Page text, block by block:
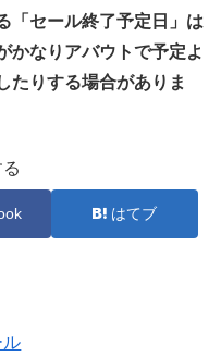
「セール終了予定日」は
かなりアバウトで予定よ
たりする場合がありま
はてブ
ル